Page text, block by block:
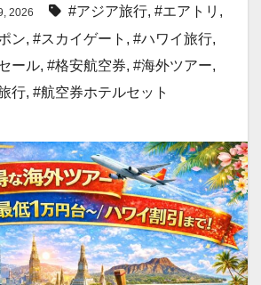
2026 #アジア旅行, #エアトリ ,
ン, #スカイゲート , #ハワイ旅行,
ール, #格安航空券, #海外ツアー,
行, #航空券ホテルセット